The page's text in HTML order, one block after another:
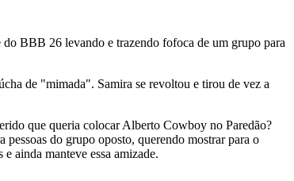
do BBB 26 levando e trazendo fofoca de um grupo para
de "mimada". Samira se revoltou e tirou de vez a
que queria colocar Alberto Cowboy no Paredão?
do grupo oposto, querendo mostrar para o
ainda manteve essa amizade.